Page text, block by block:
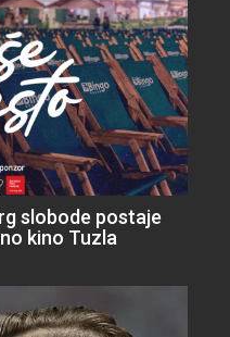
slobode postaje
kino Tuzla